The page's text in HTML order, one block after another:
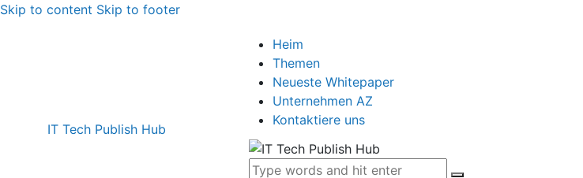
Skip to content Skip to footer
IT Tech Publish Hub
Heim
Themen
Neueste Whitepaper
Unternehmen AZ
Kontaktiere uns